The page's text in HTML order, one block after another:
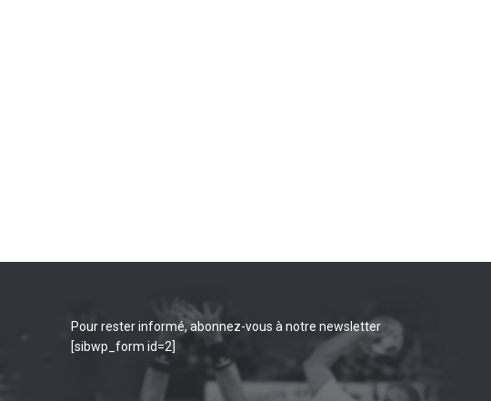
Pour rester informé, abonnez-vous à notre newsletter
[sibwp_form id=2]